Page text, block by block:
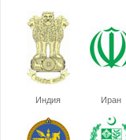
Индия Иран